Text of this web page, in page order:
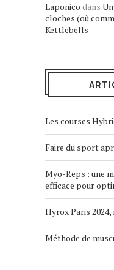
Laponico dans
cloches (où
Kettlebells
Les courses
Faire du sport
Myo-Reps : une
efficace pour
Hyrox Paris
Méthode de